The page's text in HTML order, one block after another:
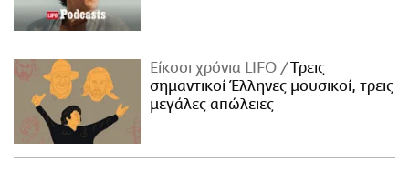
Είκοσι χρόνια LIFO
Tρεις
σημαντικοί Έλληνες μουσικοί, τρεις
μεγάλες απώλειες